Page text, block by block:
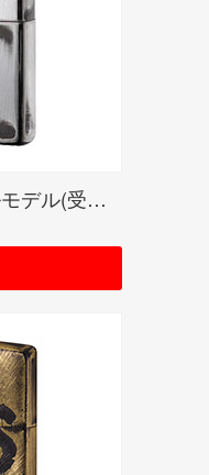
FIRE BALLオリジナルモデル(受注生産限定品)